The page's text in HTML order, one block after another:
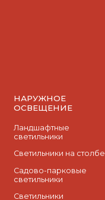
НАРУЖНОЕ
ОСВЕЩЕНИЕ
Ландшафтные
светильники
Светильники на столбе
Садово-парковые
светильники
Светильники